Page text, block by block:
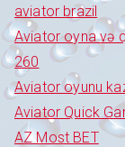
aviator brazil
Aviator oyna və
260
Aviator oyunu
Aviator Quick
AZ Most BET